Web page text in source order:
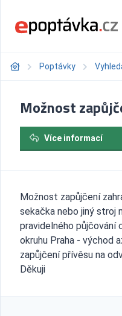
Poptávky
Možnost
Více informací
Možnost zapůjčení
sekačka nebo jiný stroj
pravidelného půjčování
okruhu Praha - východ
zapůjčení přívěsu na
Děkuji